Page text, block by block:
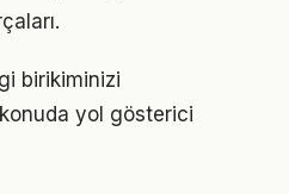
birikiminizi
yol gösterici